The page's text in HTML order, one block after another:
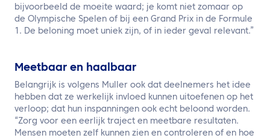
bijvoorbeeld de moeite waard; je komt niet zomaar op
de Olympische Spelen of bij een Grand Prix in de Formule
1. De beloning moet uniek zijn, of in ieder geval relevant.”
Meetbaar en haalbaar
Belangrijk is volgens Muller ook dat deelnemers het idee
hebben dat ze werkelijk invloed kunnen uitoefenen op het
verloop; dat hun inspanningen ook echt beloond worden.
“Zorg voor een eerlijk traject en meetbare resultaten.
Mensen moeten zelf kunnen zien en controleren of en hoe